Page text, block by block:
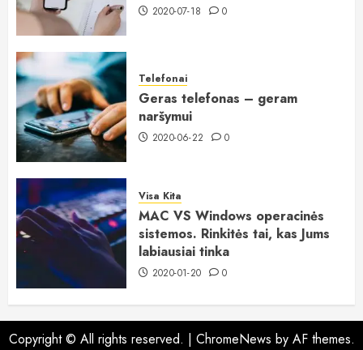
2020-07-18 0
Telefonai
Geras telefonas – geram
naršymui
2020-06-22 0
Visa Kita
MAC VS Windows operacinės
sistemos. Rinkitės tai, kas Jums
labiausiai tinka
2020-01-20 0
Copyright © All rights reserved. | ChromeNews by AF themes.